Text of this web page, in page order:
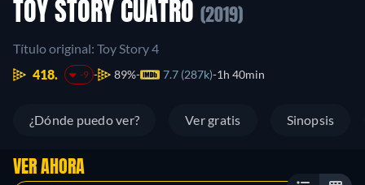
TOY STORY CUATRO (2019)
Título original: Toy Story 4
418.
-9 89% 7.7 (287k) 1h 40min
¿Dónde puedo ver? Ver gratis Sinopsis
VER AHORA